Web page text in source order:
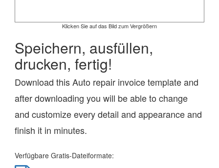
Klicken Sie auf das Bild zum Vergrößern
Speichern, ausfüllen,
drucken, fertig!
Download this Auto repair invoice template and
after downloading you will be able to change
and customize every detail and appearance and
finish it in minutes.
Verfügbare Gratis-Dateiformate: